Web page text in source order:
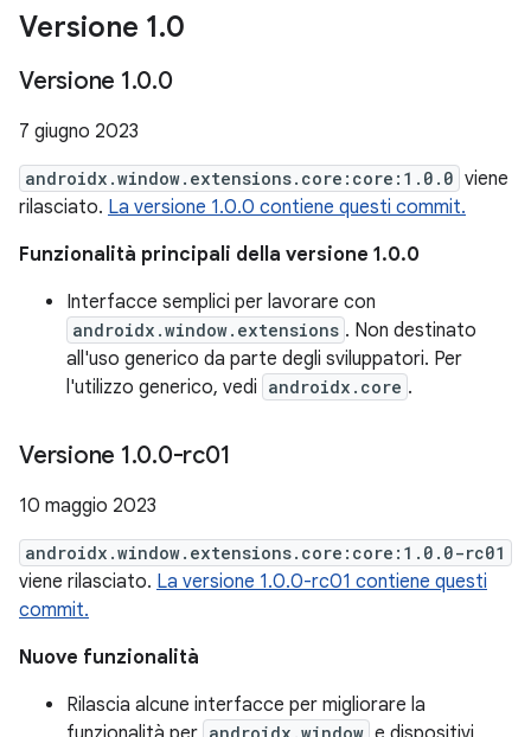
Versione 1.0
Versione 1.0.0
7 giugno 2023
androidx.window.extensions.core:core:1.0.0 viene
rilasciato. La versione 1.0.0 contiene questi commit.
Funzionalità principali della versione 1.0.0
Interfacce semplici per lavorare con
androidx.window.extensions . Non destinato
all'uso generico da parte degli sviluppatori. Per
l'utilizzo generico, vedi androidx.core .
Versione 1.0.0-rc01
10 maggio 2023
androidx.window.extensions.core:core:1.0.0-rc01
viene rilasciato. La versione 1.0.0-rc01 contiene questi
commit.
Nuove funzionalità
Rilascia alcune interfacce per migliorare la